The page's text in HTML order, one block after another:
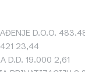
D.O.O.
23,44
D.D. 19.000 2,61